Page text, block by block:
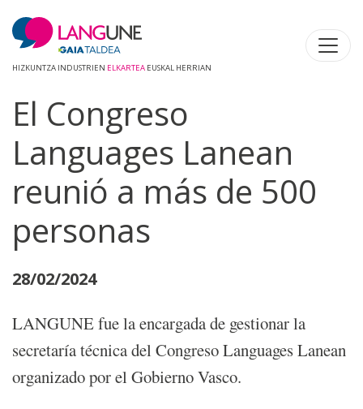
HIZKUNTZA INDUSTRIEN ELKARTEA EUSKAL HERRIAN
El Congreso
Languages Lanean
reunió a más de 500
personas
28/02/2024
LANGUNE fue la encargada de gestionar la
secretaría técnica del Congreso Languages Lanean
organizado por el Gobierno Vasco.